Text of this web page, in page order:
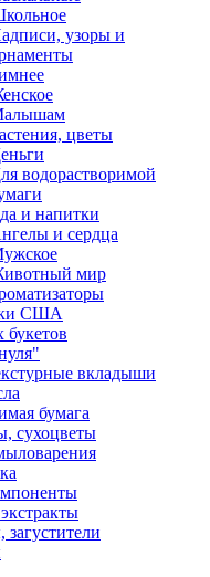
узоры и
цветы
водорастворимой
и напитки
и сердца
мир
США
вкладыши
бумага
сухоцветы